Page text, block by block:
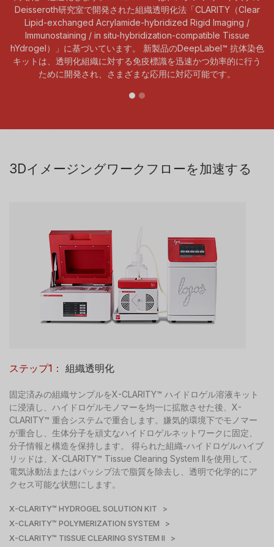
Deisseroth研究室で開発された組織透明化法「CLARITY（Clear
Lipid-exchanged Acrylamide-hybridized Rigid Imaging /
Immunostaining / in situ-hybridization-compatible Tissue
hYdrogel）」に基づいています。 新製品のDeepLabel™ 抗体染色
キットは、透明化組織に対する免疫標識を迅速かつ効率的に行う
ために開発され、さまざまな応用に対応可能です。
3Dイメージングワークフローを加速する
ステップ1： 組織透明化
固定済みの組織サンプルをX-CLARITY™ ハイドロゲル溶液キット
に浸漬し、ハイドロゲルモノマーを均一に拡散させた後、X-
CLARITY™ 重合システムで重合します。嫌気的環境下でモノマー
が重合し、生体分子を頑丈なハイドロゲルネットワークに固定、
分子情報と構造を保持します。 得られた組織-ハイドロゲルハイブ
リッドは、X-CLARITY™ Tissue Clearing System IIを使用して、
電気泳動法またはパッシブ法で脂質を除去し、透明で化学的にア
クセス可能な状態にします。
X-CLARITY™ HYDROGEL SOLUTION KIT >
X-CLARITY™ POLYMERIZATION SYSTEM >
X-CLARITY™ TISSUE CLEARING SYSTEM II >